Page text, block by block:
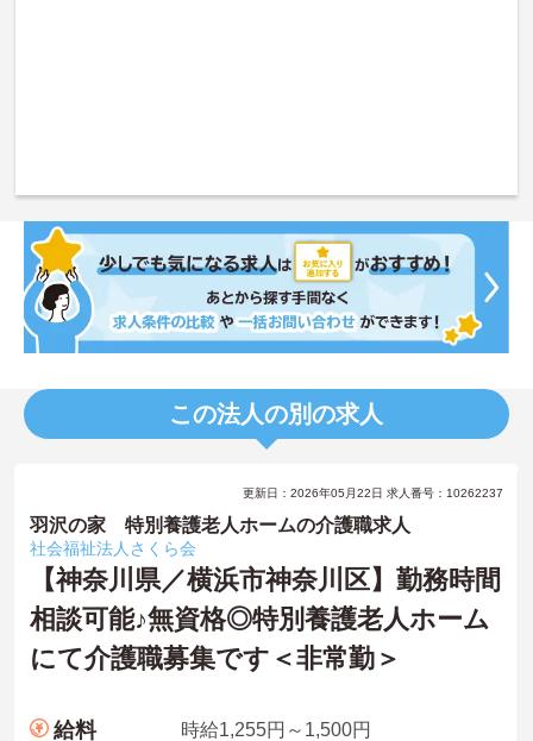
この法人の別の求人
更新日：2026年05月22日 求人番号：10262237
羽沢の家 特別養護老人ホームの介護職求人
社会福祉法人さくら会
【神奈川県／横浜市神奈川区】勤務時間
相談可能♪無資格◎特別養護老人ホーム
にて介護職募集です＜非常勤＞
給料 時給1,255円～1,500円